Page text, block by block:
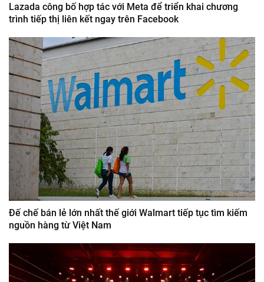
Lazada công bố hợp tác với Meta để triển khai chương
trình tiếp thị liên kết ngay trên Facebook
Đế chế bán lẻ lớn nhất thế giới Walmart tiếp tục tìm kiếm
nguồn hàng từ Việt Nam